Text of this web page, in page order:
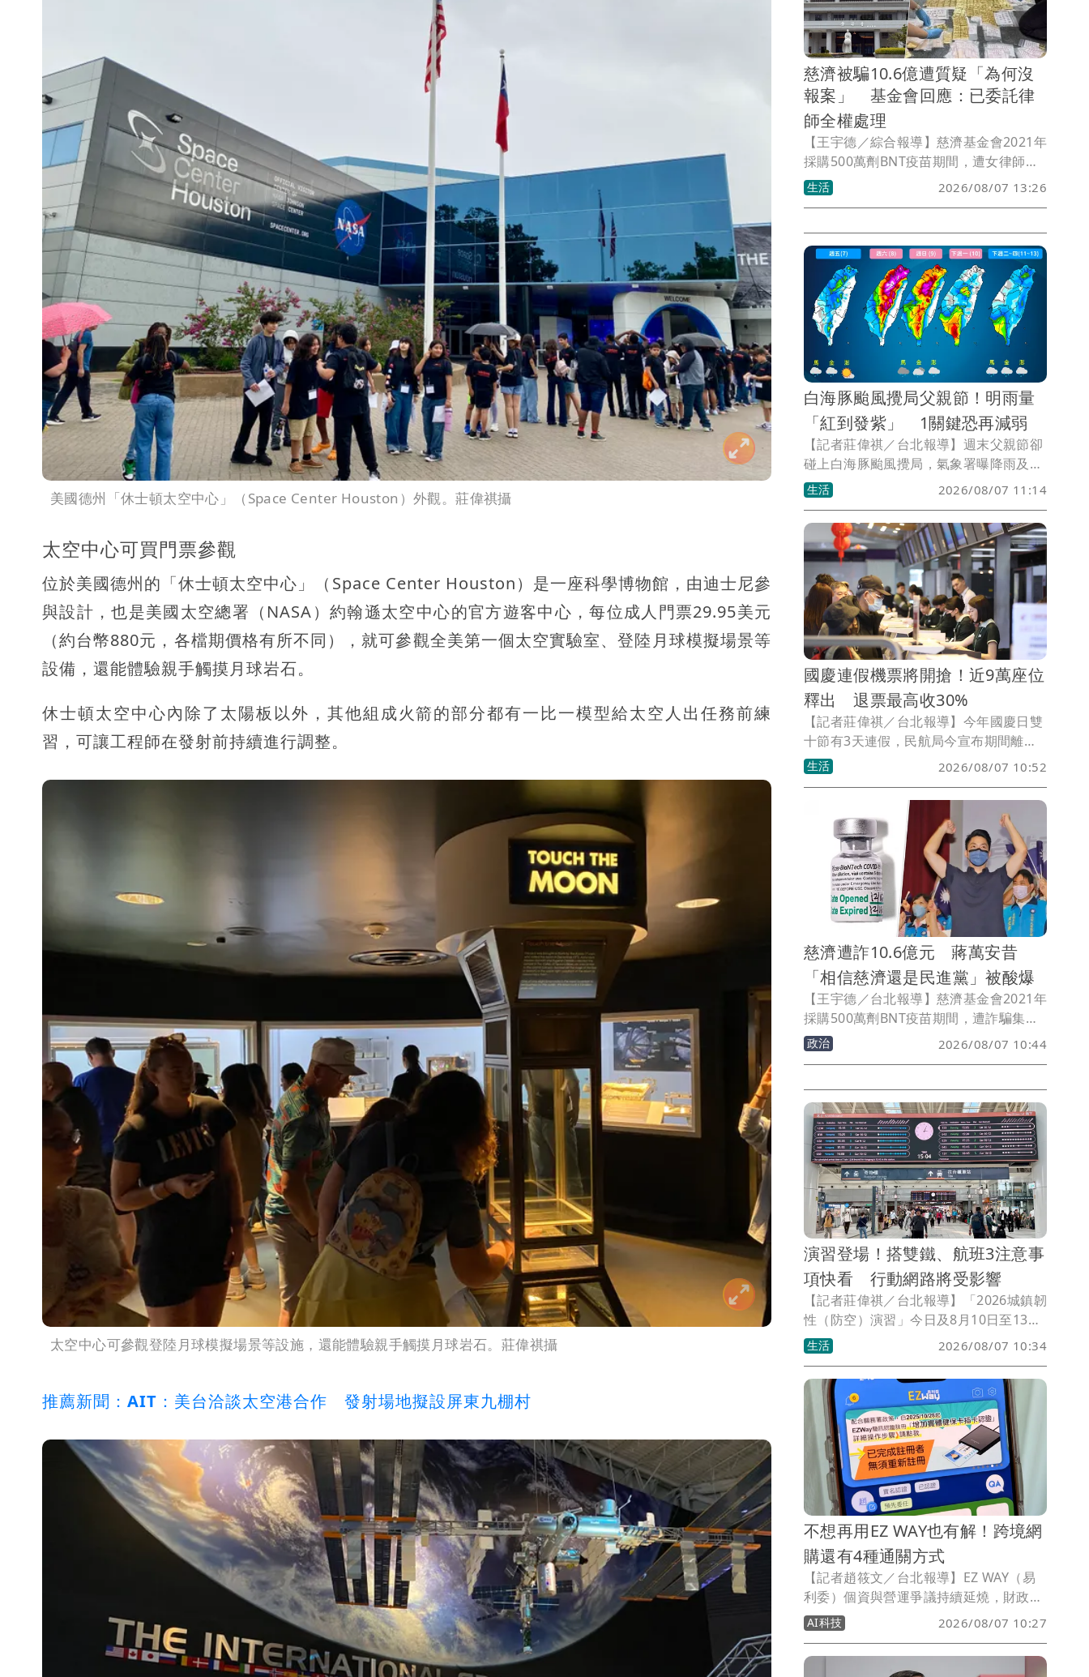
美國德州「休士頓太空中心」（Space Center Houston）外觀。莊偉祺攝
太空中心可買門票參觀
位於美國德州的「休士頓太空中心」（Space Center Houston）是一座科學博物館，由迪士尼參
與設計，也是美國太空總署（NASA）約翰遜太空中心的官方遊客中心，每位成人門票29.95美元
（約台幣880元，各檔期價格有所不同），就可參觀全美第一個太空實驗室、登陸月球模擬場景等
設備，還能體驗親手觸摸月球岩石。
休士頓太空中心內除了太陽板以外，其他組成火箭的部分都有一比一模型給太空人出任務前練
習，可讓工程師在發射前持續進行調整。
太空中心可參觀登陸月球模擬場景等設施，還能體驗親手觸摸月球岩石。莊偉祺攝
推薦新聞：AIT：美台洽談太空港合作 發射場地擬設屏東九棚村
慈濟被騙10.6億遭質疑「為何沒
報案」 基金會回應：已委託律
師全權處理
【王宇德／綜合報導】慈濟基金會2021年
採購500萬劑BNT疫苗期間，遭女律師陳
昱瑄等人假借擁有採購管道，涉嫌詐騙
3000萬美元（約新台幣10.6億元）委任報
遭詐騙後未主動報案，甚至有人質疑如何
向捐款人交代。對此，慈濟基金會表示，
相關事宜已委託律師全權處理，並將全力
配合司法調查。
生活 2026/08/07 13:26
白海豚颱風攪局父親節！明雨量
「紅到發紫」 1關鍵恐再減弱
【記者莊偉祺／台北報導】週末父親節卻
碰上白海豚颱風攪局，氣象署曝降雨及氣
溫預測，可見明日雨量圖中北部紅到發
紫，今須注意36度以上高溫！氣象粉專更
揭颱風現況，雖目前短暫回血，但1關鍵
恐又變差了！
生活 2026/08/07 11:14
國慶連假機票將開搶！近9萬座位
釋出 退票最高收30%
【記者莊偉祺／台北報導】今年國慶日雙
十節有3天連假，民航局今宣布期間離島
管制航線將提供1102架次，計8萬9926個
座位數，下週一上午9時起開放訂位，疏
運期間也將實施「退票費用分級制」，最
高收取票面價30%手續費。
生活 2026/08/07 10:52
慈濟遭詐10.6億元 蔣萬安昔
「相信慈濟還是民進黨」被酸爆
【王宇德／台北報導】慈濟基金會2021年
採購500萬劑BNT疫苗期間，遭詐騙集團
涉嫌騙取3000萬美元（約新台幣10.6億
元）委任報酬，台中地檢署日前依詐欺、
瑄、通緝犯李易儒等人。慈濟表示將全力
配合司法調查，也讓2022年疫苗採購爭議
時，蔣萬安當時發言，「你要相信慈濟，
還是相信民進黨？」被網友酸爆。
政治 2026/08/07 10:44
演習登場！搭雙鐵、航班3注意事
項快看 行動網路將受影響
【記者莊偉祺／台北報導】「2026城鎮韌
性（防空）演習」今日及8月10日至13日
分區舉辦，中北部更將首度舉辦「行動網
路降速演練」，屆時區域內行動網路均會
受到影響，交通部提醒搭雙鐵、飛機航班
前須注意3大事項。
生活 2026/08/07 10:34
不想再用EZ WAY也有解！跨境網
購還有4種通關方式
【記者趙筱文／台北報導】EZ WAY（易
利委）個資與營運爭議持續延燒，財政部
關務署最新表示，已要求營運EZ WAY的
關貿網路公司具體說明通關資料及個人資
料保護措施，後續也將進行實地查核；針
AI科技 2026/08/07 10:27